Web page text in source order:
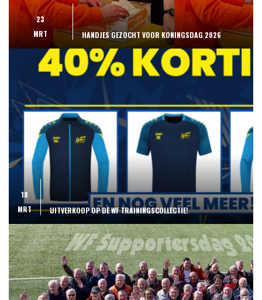
23
MRT
HANDJES GEZOCHT VOOR KONINGSDAG 2026
18
MRT
UITVERKOOP OP DE WF TRAININGSCOLLECTIE!